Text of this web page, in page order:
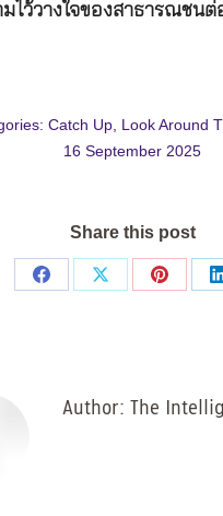
มไว้วางใจของสาธารณชน
Catch Up, Look Around
16 September 2025
Share this post
Share
Share
Share
Author: The